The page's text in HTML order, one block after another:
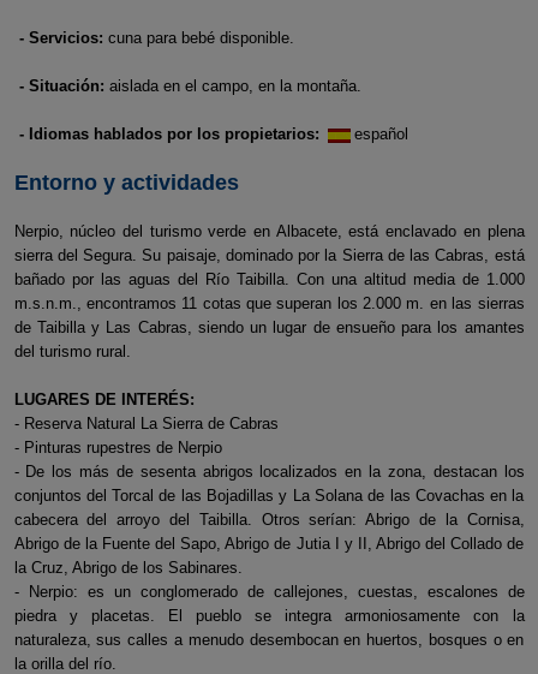
- Servicios: cuna para bebé disponible.
- Situación: aislada en el campo, en la montaña.
- Idiomas hablados por los propietarios: español
Entorno y actividades
Nerpio, núcleo del turismo verde en Albacete, está enclavado en plena
sierra del Segura. Su paisaje, dominado por la Sierra de las Cabras, está
bañado por las aguas del Río Taibilla. Con una altitud media de 1.000
m.s.n.m., encontramos 11 cotas que superan los 2.000 m. en las sierras
de Taibilla y Las Cabras, siendo un lugar de ensueño para los amantes
del turismo rural.
LUGARES DE INTERÉS:
- Reserva Natural La Sierra de Cabras
- Pinturas rupestres de Nerpio
- De los más de sesenta abrigos localizados en la zona, destacan los
conjuntos del Torcal de las Bojadillas y La Solana de las Covachas en la
cabecera del arroyo del Taibilla. Otros serían: Abrigo de la Cornisa,
Abrigo de la Fuente del Sapo, Abrigo de Jutia I y II, Abrigo del Collado de
la Cruz, Abrigo de los Sabinares.
- Nerpio: es un conglomerado de callejones, cuestas, escalones de
piedra y placetas. El pueblo se integra armoniosamente con la
naturaleza, sus calles a menudo desembocan en huertos, bosques o en
la orilla del río.